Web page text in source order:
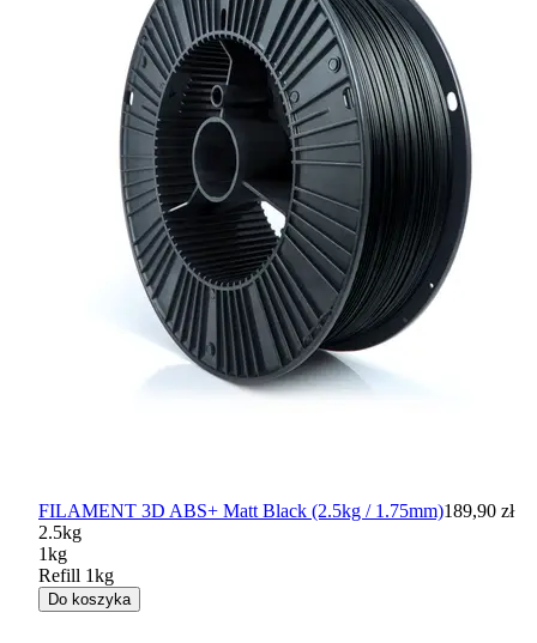
FILAMENT 3D ABS+ Matt Black (2.5kg / 1.75mm)189,90 zł
2.5kg
1kg
Refill 1kg
Do koszyka